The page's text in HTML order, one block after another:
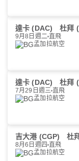
達卡 (DAC) 杜拜
9月8日週二 直飛
孟加拉航空
達卡 (DAC) 杜拜
7月29日週三 直飛
孟加拉航空
吉大港 (CGP) 杜
8月6日週四 直飛
孟加拉航空